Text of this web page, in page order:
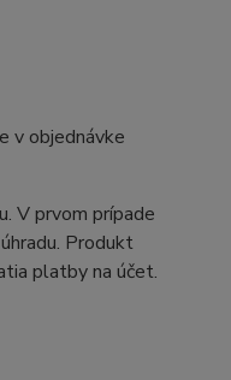
v objednávke
V prvom prípade
Produkt
platby na účet.